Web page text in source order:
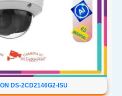
DS-2CD2146G2-ISU